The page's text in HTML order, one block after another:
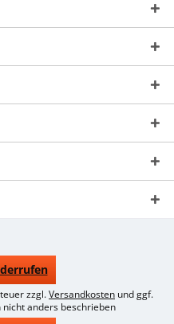
zzgl.Versandkosten und ggf.
anders beschrieben